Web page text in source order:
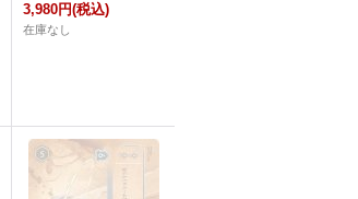
3,980円(税込)
在庫なし